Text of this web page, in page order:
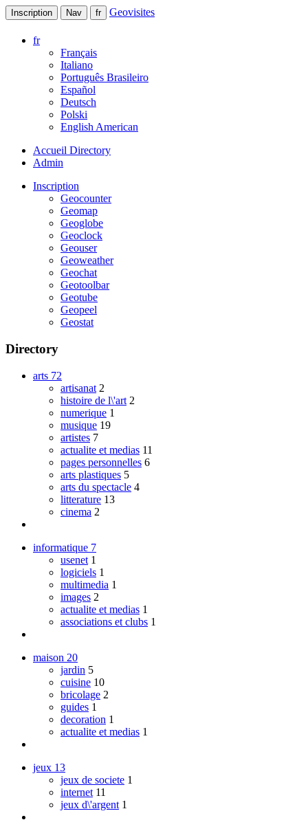
Inscription Nav fr Geovisites
fr
Français
Italiano
Português Brasileiro
Español
Deutsch
Polski
English American
Accueil Directory
Admin
Inscription
Geocounter
Geomap
Geoglobe
Geoclock
Geouser
Geoweather
Geochat
Geotoolbar
Geotube
Geopeel
Geostat
Directory
arts 72
artisanat 2
histoire de l\'art 2
numerique 1
musique 19
artistes 7
actualite et medias 11
pages personnelles 6
arts plastiques 5
arts du spectacle 4
litterature 13
cinema 2
informatique 7
usenet 1
logiciels 1
multimedia 1
images 2
actualite et medias 1
associations et clubs 1
maison 20
jardin 5
cuisine 10
bricolage 2
guides 1
decoration 1
actualite et medias 1
jeux 13
jeux de societe 1
internet 11
jeux d\'argent 1